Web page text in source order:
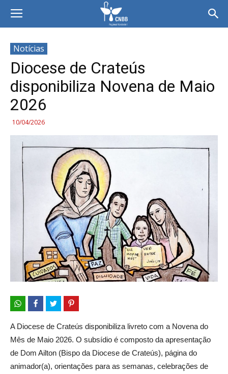
Notícias
Diocese de Crateús
disponibiliza Novena de Maio
2026
10/04/2026
A Diocese de Crateús disponibiliza livreto com a Novena do
Mês de Maio 2026. O subsídio é composto da apresentação
de Dom Ailton (Bispo da Diocese de Crateús), página do
animador(a), orientações para as semanas, celebrações de